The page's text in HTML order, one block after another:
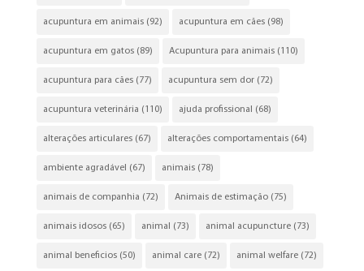
acupuntura em animais(92) acupuntura em cães(98)
acupuntura em gatos(89) Acupuntura para animais(110)
acupuntura para cães(77) acupuntura sem dor(72)
acupuntura veterinária (110) ajuda profissional (68)
alterações articulares(67) alterações comportamentais(64)
ambiente agradável (67) animais(78)
animais de companhia (72) Animais de estimação(75)
animais idosos(65) animal (73) animal acupuncture(73)
animal beneficios(50) animal care(72) animal welfare(72)